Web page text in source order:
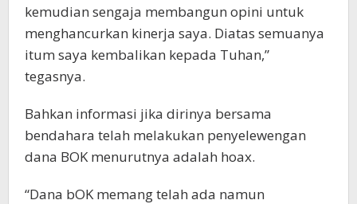
kemudian sengaja membangun opini untuk
menghancurkan kinerja saya. Diatas semuanya
itum saya kembalikan kepada Tuhan,”
tegasnya.
Bahkan informasi jika dirinya bersama
bendahara telah melakukan penyelewengan
dana BOK menurutnya adalah hoax.
“Dana bOK memang telah ada namun